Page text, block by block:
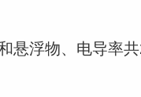
悬浮物、电导率共